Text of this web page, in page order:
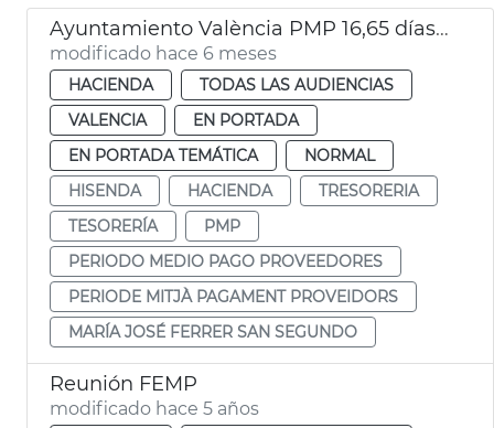
Ayuntamiento València PMP 16,65 días diciembre 2025
modificado hace 6 meses
HACIENDA
TODAS LAS AUDIENCIAS
VALENCIA
EN PORTADA
EN PORTADA TEMÁTICA
NORMAL
HISENDA
HACIENDA
TRESORERIA
TESORERÍA
PMP
PERIODO MEDIO PAGO PROVEEDORES
PERIODE MITJÀ PAGAMENT PROVEIDORS
MARÍA JOSÉ FERRER SAN SEGUNDO
Reunión FEMP
modificado hace 5 años